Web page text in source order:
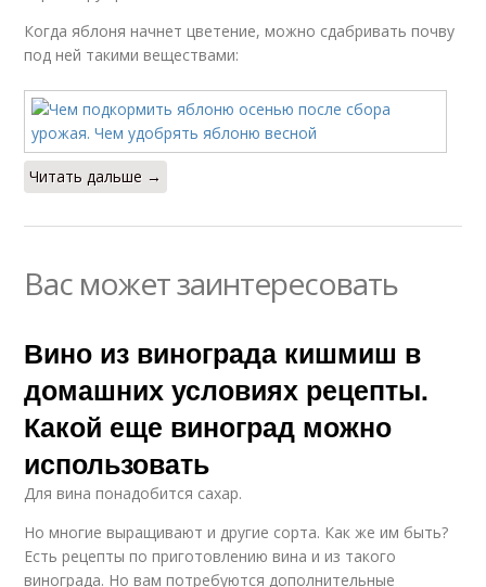
Когда яблоня начнет цветение, можно сдабривать почву
под ней такими веществами:
Читать дальше →
Вас может заинтересовать
Вино из винограда кишмиш в
домашних условиях рецепты.
Какой еще виноград можно
использовать
Для вина понадобится сахар.
Но многие выращивают и другие сорта. Как же им быть?
Есть рецепты по приготовлению вина и из такого
винограда. Но вам потребуются дополнительные